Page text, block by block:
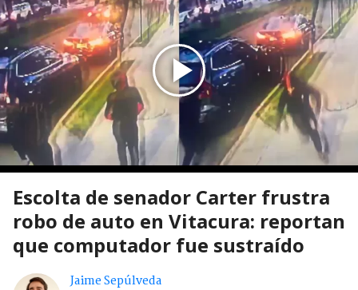
Escolta de senador Carter frustra
robo de auto en Vitacura: reportan
que computador fue sustraído
Jaime Sepúlveda